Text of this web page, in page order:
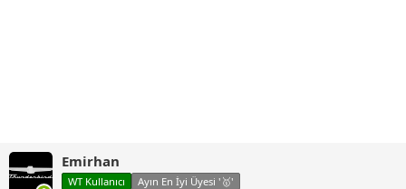
Emirhan
WT Kullanıcı Ayın En İyi Üyesi '🥇'